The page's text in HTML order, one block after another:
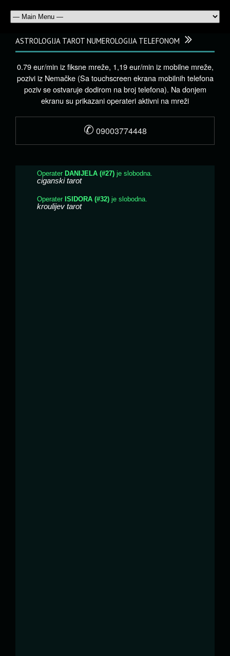
ASTROLOGIJA TAROT NUMEROLOGIJA TELEFONOM
0.79 eur/min iz fiksne mreže, 1,19 eur/min iz mobilne mreže,
pozivi iz Nemačke (Sa touchscreen ekrana mobilnih telefona
poziv se ostvaruje dodirom na broj telefona). Na donjem
ekranu su prikazani operateri aktivni na mreži
✆ 09003774448